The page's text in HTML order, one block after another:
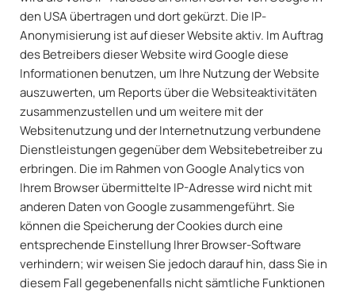
den USA übertragen und dort gekürzt. Die IP-
Anonymisierung ist auf dieser Website aktiv. Im Auftrag
des Betreibers dieser Website wird Google diese
Informationen benutzen, um Ihre Nutzung der Website
auszuwerten, um Reports über die Websiteaktivitäten
zusammenzustellen und um weitere mit der
Websitenutzung und der Internetnutzung verbundene
Dienstleistungen gegenüber dem Websitebetreiber zu
erbringen. Die im Rahmen von Google Analytics von
Ihrem Browser übermittelte IP-Adresse wird nicht mit
anderen Daten von Google zusammengeführt. Sie
können die Speicherung der Cookies durch eine
entsprechende Einstellung Ihrer Browser-Software
verhindern; wir weisen Sie jedoch darauf hin, dass Sie in
diesem Fall gegebenenfalls nicht sämtliche Funktionen